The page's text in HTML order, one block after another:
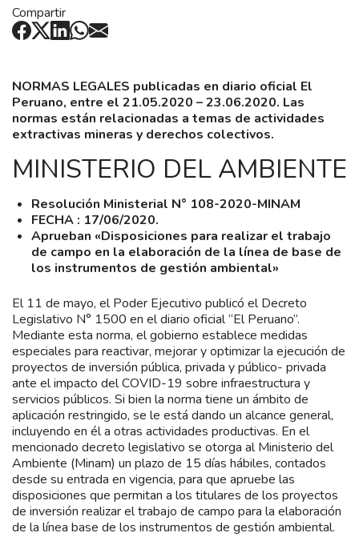
Compartir
NORMAS LEGALES publicadas en diario oficial El
Peruano, entre el 21.05.2020 – 23.06.2020. Las
normas están relacionadas a temas de actividades
extractivas mineras y derechos colectivos.
MINISTERIO DEL AMBIENTE
Resolución Ministerial N° 108-2020-MINAM
FECHA : 17/06/2020.
Aprueban «Disposiciones para realizar el trabajo
de campo en la elaboración de la línea de base de
los instrumentos de gestión ambiental»
El 11 de mayo, el Poder Ejecutivo publicó el Decreto
Legislativo N° 1500 en el diario oficial “El Peruano”.
Mediante esta norma, el gobierno establece medidas
especiales para reactivar, mejorar y optimizar la ejecución de
proyectos de inversión pública, privada y público- privada
ante el impacto del COVID-19 sobre infraestructura y
servicios públicos. Si bien la norma tiene un ámbito de
aplicación restringido, se le está dando un alcance general,
incluyendo en él a otras actividades productivas. En el
mencionado decreto legislativo se otorga al Ministerio del
Ambiente (Minam) un plazo de 15 días hábiles, contados
desde su entrada en vigencia, para que apruebe las
disposiciones que permitan a los titulares de los proyectos
de inversión realizar el trabajo de campo para la elaboración
de la línea base de los instrumentos de gestión ambiental.